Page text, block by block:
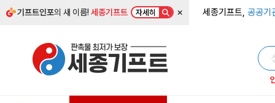
기프트인포의 새 이름!세종기프트 자세히 × 세종기프트, 공공기